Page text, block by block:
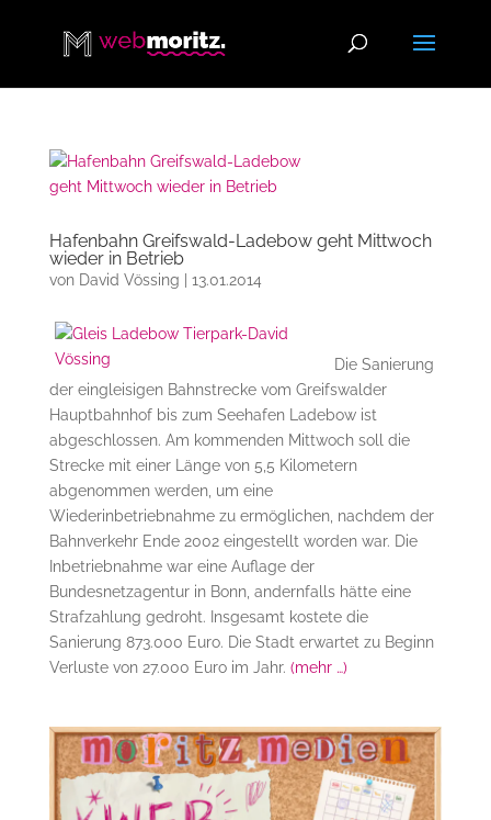
Hafenbahn Greifswald-Ladebow geht Mittwoch
wieder in Betrieb
von David Vössing 13.01.2014
Die Sanierung
der eingleisigen Bahnstrecke vom Greifswalder
Hauptbahnhof bis zum Seehafen Ladebow ist
abgeschlossen. Am kommenden Mittwoch soll die
Strecke mit einer Länge von 5,5 Kilometern
abgenommen werden, um eine
Wiederinbetriebnahme zu ermöglichen, nachdem der
Bahnverkehr Ende 2002 eingestellt worden war. Die
Inbetriebnahme war eine Auflage der
Bundesnetzagentur in Bonn, andernfalls hätte eine
Strafzahlung gedroht. Insgesamt kostete die
Sanierung 873.000 Euro. Die Stadt erwartet zu Beginn
Verluste von 27.000 Euro im Jahr. (mehr …)